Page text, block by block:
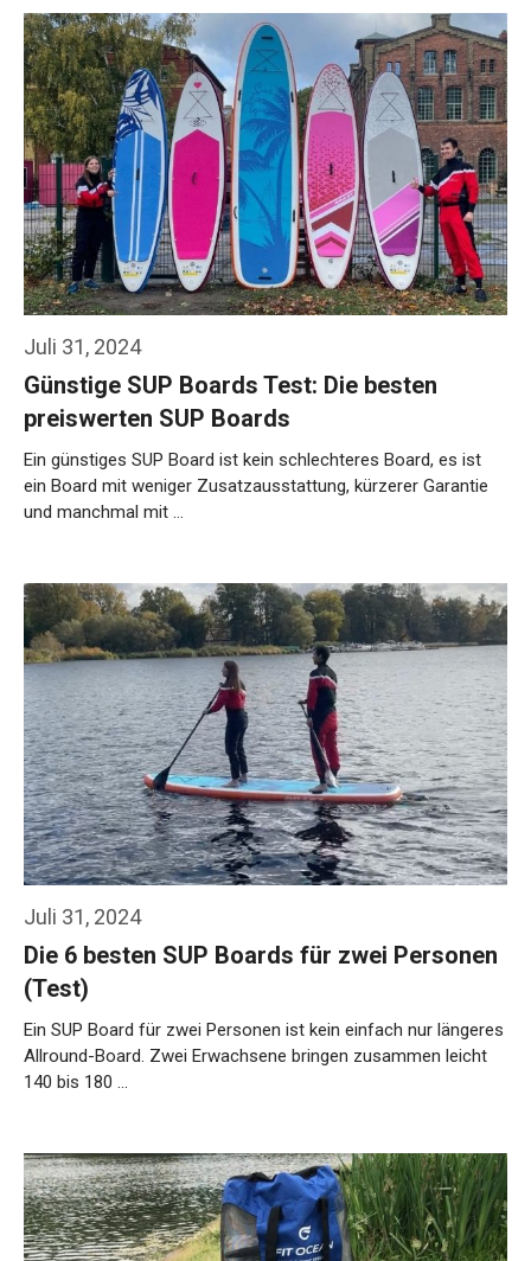
Juli 31, 2024
Günstige SUP Boards Test: Die besten
preiswerten SUP Boards
Ein günstiges SUP Board ist kein schlechteres Board, es ist
ein Board mit weniger Zusatzausstattung, kürzerer Garantie
und manchmal mit …
Juli 31, 2024
Die 6 besten SUP Boards für zwei Personen
(Test)
Ein SUP Board für zwei Personen ist kein einfach nur längeres
Allround-Board. Zwei Erwachsene bringen zusammen leicht
140 bis 180 …